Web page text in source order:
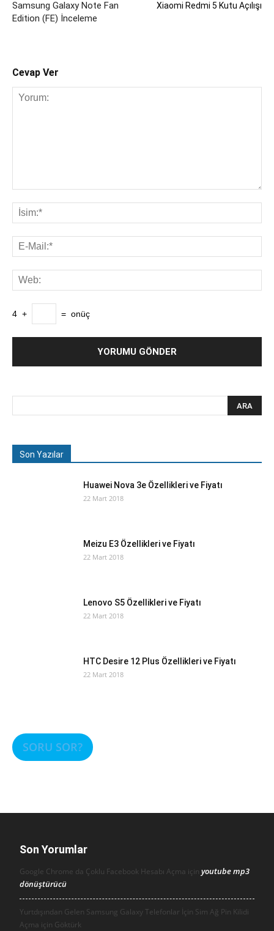
Samsung Galaxy Note Fan
Edition (FE) İnceleme
Xiaomi Redmi 5 Kutu Açılışı
Cevap Ver
4 + = onüç
Son Yazılar
Huawei Nova 3e Özellikleri ve Fiyatı
22 Mart 2018
Meizu E3 Özellikleri ve Fiyatı
22 Mart 2018
Lenovo S5 Özellikleri ve Fiyatı
22 Mart 2018
HTC Desire 12 Plus Özellikleri ve Fiyatı
22 Mart 2018
SORU SOR?
Son Yorumlar
Google Chrome da Çoklu Facebook Hesabı Açma için youtube mp3
dönüştürücü
Yurtdışından Gelen Samsung Galaxy Telefonlar İçin Sim Ağ Pin Kilidi
Açma için Göktürk